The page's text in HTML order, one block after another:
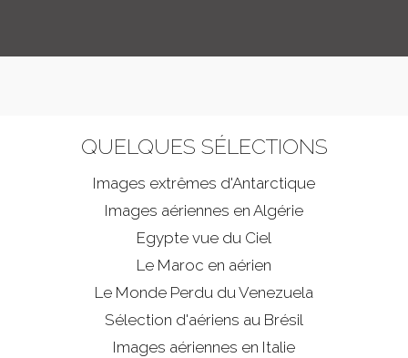
QUELQUES SÉLECTIONS
Images extrêmes d'Antarctique
Images aériennes en Algérie
Egypte vue du Ciel
Le Maroc en aérien
Le Monde Perdu du Venezuela
Sélection d'aériens au Brésil
Images aériennes en Italie